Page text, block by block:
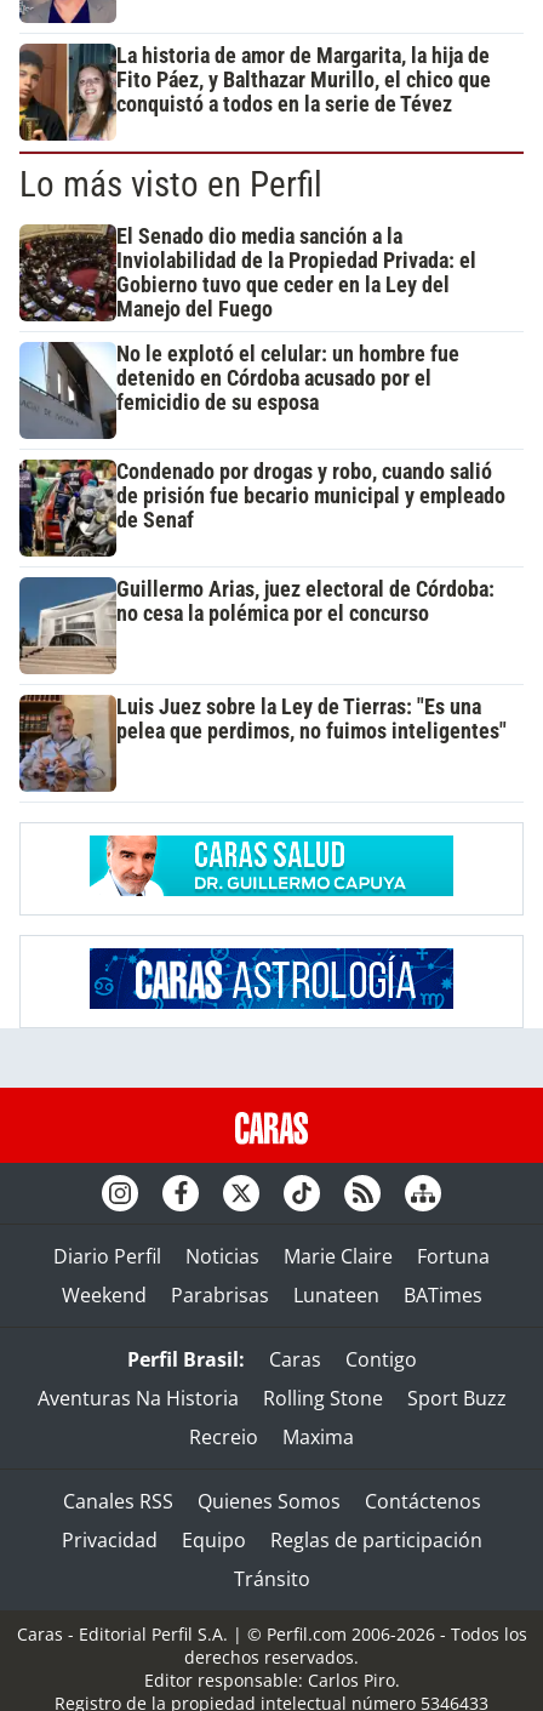
La historia de amor de Margarita, la hija de
Fito Páez, y Balthazar Murillo, el chico que
conquistó a todos en la serie de Tévez
Lo más visto en Perfil
El Senado dio media sanción a la
Inviolabilidad de la Propiedad Privada: el
Gobierno tuvo que ceder en la Ley del
Manejo del Fuego
No le explotó el celular: un hombre fue
detenido en Córdoba acusado por el
femicidio de su esposa
Condenado por drogas y robo, cuando salió
de prisión fue becario municipal y empleado
de Senaf
Guillermo Arias, juez electoral de Córdoba:
no cesa la polémica por el concurso
Luis Juez sobre la Ley de Tierras: "Es una
pelea que perdimos, no fuimos inteligentes"
Diario Perfil Noticias Marie Claire
Fortuna
Weekend
Parabrisas Lunateen BATimes
Perfil Brasil: Caras
Contigo
Aventuras Na Historia
Rolling Stone
Sport Buzz
Recreio
Maxima
Canales RSS Quienes Somos
Contáctenos
Privacidad
Equipo
Reglas de participación
Tránsito
Caras - Editorial Perfil S.A. | © Perfil.com 2006-2026 - Todos los
derechos reservados.
Editor responsable: Carlos Piro.
Registro de la propiedad intelectual número 5346433